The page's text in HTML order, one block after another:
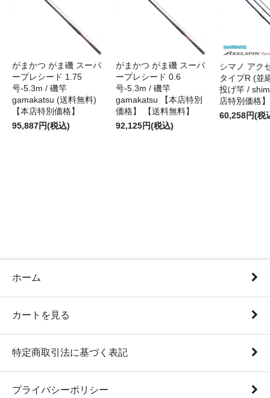
がまかつ がま磯 スーパ
ープレシード 1.75
号-5.3m / 磯竿
gamakatsu (送料無料)
【本店特別価格】
95,887円(税込)
がまかつ がま磯 スーパ
ープレシード 0.6
号-5.3m / 磯竿
gamakatsu 【本店特別
価格】 【送料無料】
92,125円(税込)
シマノ アク
タイプR (並
投げ竿 /
店特別価格】
60,258円(税
ホーム
カートを見る
特定商取引法に基づく表記
プライバシーポリシー